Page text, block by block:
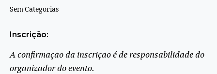
Sem Categorias
Inscrição:
A confirmação da inscrição é de responsabilidade do
organizador do evento.